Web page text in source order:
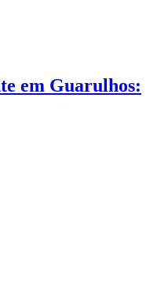
em Guarulhos: